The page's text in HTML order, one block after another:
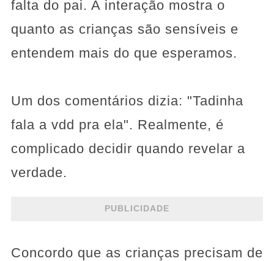
falta do pai. A interação mostra o
quanto as crianças são sensíveis e
entendem mais do que esperamos.
Um dos comentários dizia: "Tadinha
fala a vdd pra ela". Realmente, é
complicado decidir quando revelar a
verdade.
PUBLICIDADE
Concordo que as crianças precisam de